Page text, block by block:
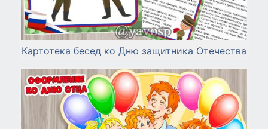
Картотека бесед ко Дню защитника Отечества